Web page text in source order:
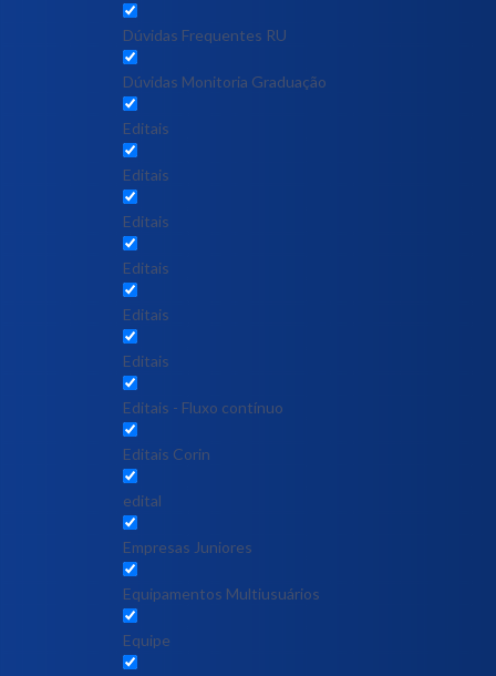
Dúvidas Frequentes RU
Dúvidas Monitoria Graduação
Editais
Editais
Editais
Editais
Editais
Editais
Editais - Fluxo contínuo
Editais Corin
edital
Empresas Juniores
Equipamentos Multiusuários
Equipe